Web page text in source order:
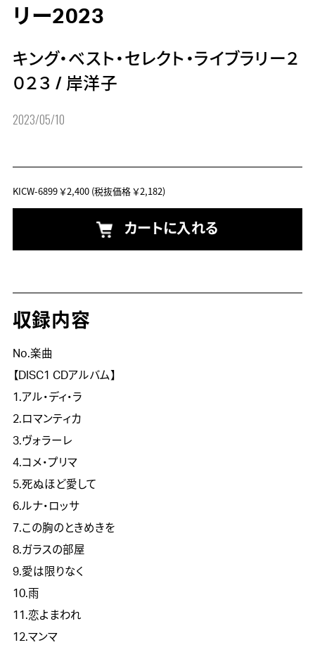
リー2023
キング・ベスト・セレクト・ライブラリー２
０２３ / 岸洋子
2023/05/10
KICW-6899￥2,400(税抜価格 ￥2,182)
カートに入れる
収録内容
No.楽曲
【DISC1 CDアルバム】
1.アル・ディ・ラ
2.ロマンティカ
3.ヴォラーレ
4.コメ・プリマ
5.死ぬほど愛して
6.ルナ・ロッサ
7.この胸のときめきを
8.ガラスの部屋
9.愛は限りなく
10.雨
11.恋よまわれ
12.マンマ